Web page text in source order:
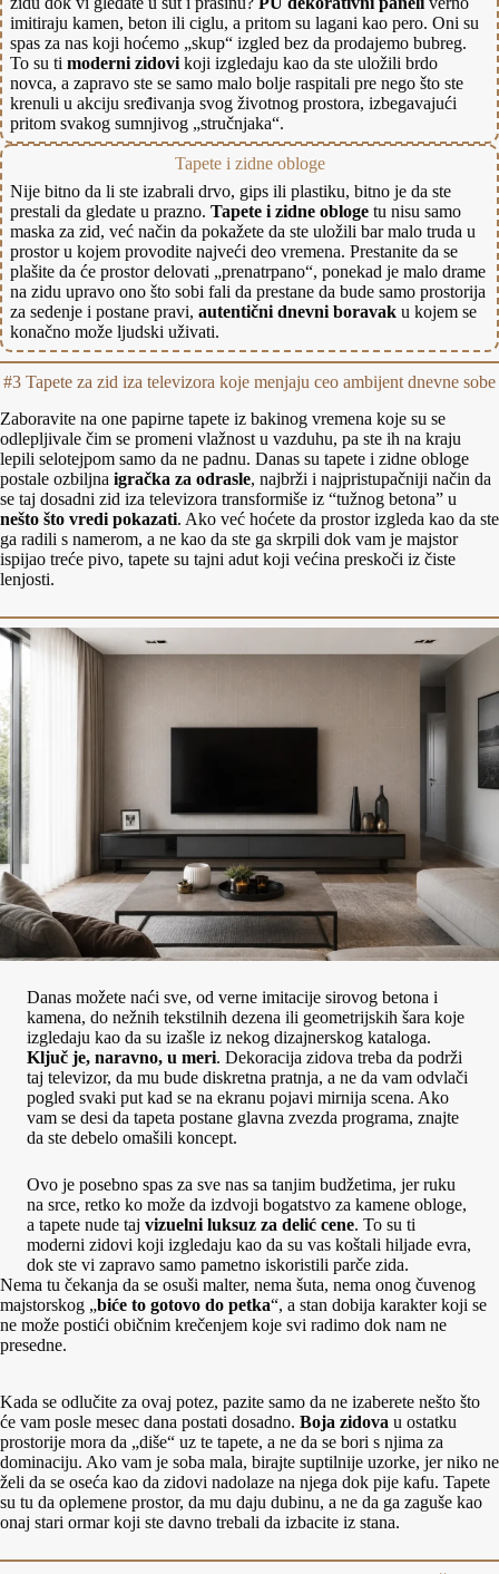
imitiraju kamen, beton ili ciglu, a pritom su lagani kao pero. Oni su
spas za nas koji hoćemo „skup“ izgled bez da prodajemo bubreg.
To su timoderni zidovi koji izgledaju kao da ste uložili brdo
novca, a zapravo ste se samo malo bolje raspitali pre nego što ste
krenuli u akciju sređivanja svog životnog prostora, izbegavajući
pritom svakog sumnjivog „stručnjaka“.
Tapete i zidne obloge
Nije bitno da li ste izabrali drvo, gips ili plastiku, bitno je da ste
prestali da gledate u prazno.Tapete i zidne obloge tu nisu samo
maska za zid, već način da pokažete da ste uložili bar malo truda u
prostor u kojem provodite najveći deo vremena. Prestanite da se
plašite da će prostor delovati „prenatrpano“, ponekad je malo drame
na zidu upravo ono što sobi fali da prestane da bude samo prostorija
za sedenje i postane pravi,autentični dnevni boravak u kojem se
konačno može ljudski uživati.
#3 Tapete za zid iza televizora koje menjaju ceo ambijent dnevne sobe
Zaboravite na one papirne tapete iz bakinog vremena koje su se
odlepljivale čim se promeni vlažnost u vazduhu, pa ste ih na kraju
lepili selotejpom samo da ne padnu. Danas su tapete i zidne obloge
postale ozbiljna igračka za odrasle, najbrži i najpristupačniji način da
se taj dosadni zid iza televizora transformiše iz “tužnog betona” u
nešto što vredi pokazati. Ako već hoćete da prostor izgleda kao da ste
ga radili s namerom, a ne kao da ste ga skrpili dok vam je majstor
ispijao treće pivo, tapete su tajni adut koji većina preskoči iz čiste
lenjosti.
Danas možete naći sve, od verne imitacije sirovog betona i
kamena, do nežnih tekstilnih dezena ili geometrijskih šara koje
izgledaju kao da su izašle iz nekog dizajnerskog kataloga.
Ključ je, naravno, u meri. Dekoracija zidova treba da podrži
taj televizor, da mu bude diskretna pratnja, a ne da vam odvlači
pogled svaki put kad se na ekranu pojavi mirnija scena. Ako
vam se desi da tapeta postane glavna zvezda programa, znajte
da ste debelo omašili koncept.
Ovo je posebno spas za sve nas sa tanjim budžetima, jer ruku
na srce, retko ko može da izdvoji bogatstvo za kamene obloge,
a tapete nude taj vizuelni luksuz za delić cene. To su ti
moderni zidovi koji izgledaju kao da su vas koštali hiljade evra,
dok ste vi zapravo samo pametno iskoristili parče zida.
Nema tu čekanja da se osuši malter, nema šuta, nema onog čuvenog
majstorskog „biće to gotovo do petka“, a stan dobija karakter koji se
ne može postići običnim krečenjem koje svi radimo dok nam ne
presedne.
Kada se odlučite za ovaj potez, pazite samo da ne izaberete nešto što
će vam posle mesec dana postati dosadno. Boja zidova u ostatku
prostorije mora da „diše“ uz te tapete, a ne da se bori s njima za
dominaciju. Ako vam je soba mala, birajte suptilnije uzorke, jer niko ne
želi da se oseća kao da zidovi nadolaze na njega dok pije kafu. Tapete
su tu da oplemene prostor, da mu daju dubinu, a ne da ga zaguše kao
onaj stari ormar koji ste davno trebali da izbacite iz stana.